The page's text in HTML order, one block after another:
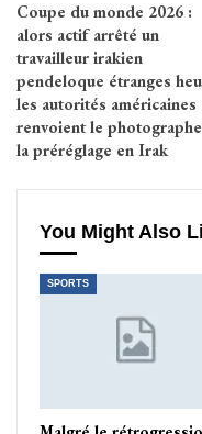
Coupe du monde 2026 :
alors actif arrêté un
travailleur irakien
pendeloque étranges
les autorités américaines
renvoient le
la préréglage en Irak
You Might Also
SPORTS